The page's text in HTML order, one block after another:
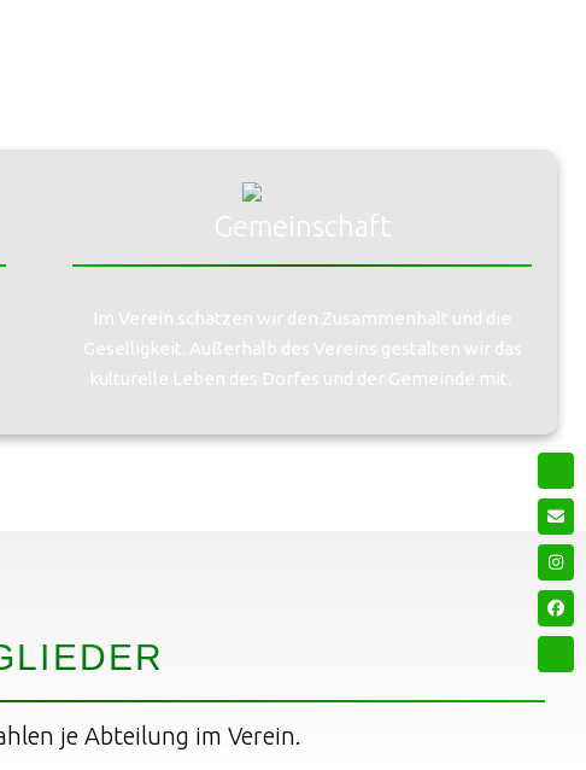
Gemeinschaft
Im Verein schätzen wir den Zusammenhalt und die
Geselligkeit. Außerhalb des Vereins gestalten wir das
kulturelle Leben des Dorfes und der Gemeinde mit.
je Abteilung im Verein.